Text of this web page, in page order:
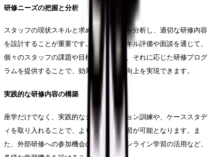
研修ニーズの把握と分析
スタッフの現状スキルと求められる能力を分析し、適切な研修内容
を設計することが重要です。定期的なスキル評価や面談を通じて、
個々のスタッフの課題や目標を明確にし、それに応じた研修プログ
ラムを提供することで、効果的なスキル向上を実現できます。
実践的な研修内容の構築
座学だけでなく、実践的なシミュレーション訓練や、ケーススタデ
ィを取り入れることで、より効果的な学習が可能となります。ま
た、外部研修への参加機会の提供や、オンライン学習の活用など、